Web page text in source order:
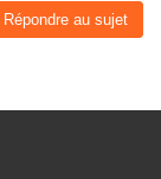
Répondre au sujet